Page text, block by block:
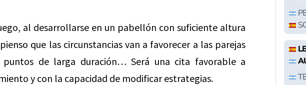
al desarrollarse en un pabellón con suficiente altura
que las circunstancias van a favorecer a las parejas
de larga duración… Será una cita favorable a
y con la capacidad de modificar estrategias.